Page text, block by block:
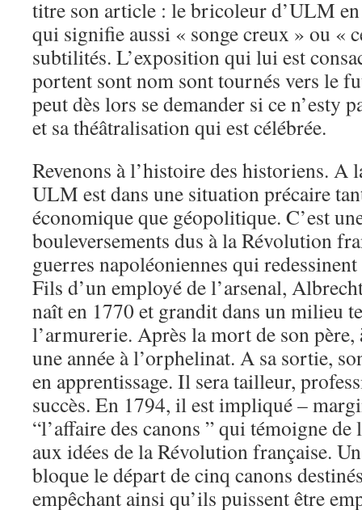
titre son article : le bricoleur d’ULM
qui signifie aussi « songe creux » ou «
subtilités. L’exposition qui lui est
portent sont nom sont tournés vers le
peut dès lors se demander si ce n’esty
et sa théâtralisation qui est célébrée.
Revenons à l’histoire des historiens. A
ULM est dans une situation précaire
économique que géopolitique. C’est
bouleversements dus à la Révolution
guerres napoléoniennes qui
Fils d’un employé de l’arsenal,
naît en 1770 et grandit dans un milieu
l’armurerie. Après la mort de son père,
une année à l’orphelinat. A sa sortie,
en apprentissage. Il sera tailleur,
succès. En 1794, il est impliqué –
“l’affaire des canons ” qui témoigne
aux idées de la Révolution française.
bloque le départ de cinq canons
empêchant ainsi qu’ils puissent être